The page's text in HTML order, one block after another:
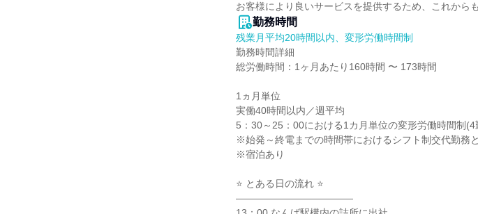
お客様により良いサービスを提供するため、これから
勤務時間
残業月平均20時間以内、変形労働時間制
勤務時間詳細
総労働時間：1ヶ月あたり160時間 〜 173時間
1ヵ月単位
実働40時間以内／週平均
5：30～25：00における1カ月単位の変形労働時間制(4
※始発～終電までの時間帯におけるシフト制交代勤務と
※宿泊あり
⭐ とある日の流れ ⭐
――――――――――――